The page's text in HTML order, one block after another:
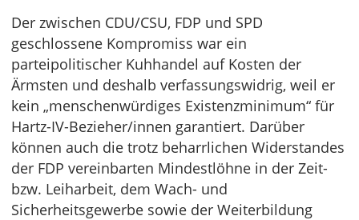
Der zwischen CDU/CSU, FDP und SPD
geschlossene Kompromiss war ein
parteipolitischer Kuhhandel auf Kosten der
Ärmsten und deshalb verfassungswidrig, weil er
kein „menschenwürdiges Existenzminimum“ für
Hartz-IV-Bezieher/innen garantiert. Darüber
können auch die trotz beharrlichen Widerstandes
der FDP vereinbarten Mindestlöhne in der Zeit-
bzw. Leiharbeit, dem Wach- und
Sicherheitsgewerbe sowie der Weiterbildung